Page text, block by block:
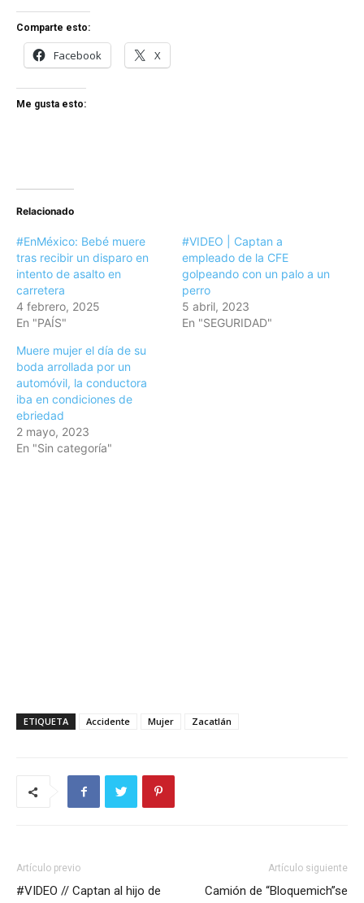
Comparte esto:
Facebook X
Me gusta esto:
Relacionado
#EnMéxico: Bebé muere
tras recibir un disparo en
intento de asalto en
carretera
4 febrero, 2025
En "PAÍS"
#VIDEO | Captan a
empleado de la CFE
golpeando con un palo a un
perro
5 abril, 2023
En "SEGURIDAD"
Muere mujer el día de su
boda arrollada por un
automóvil, la conductora
iba en condiciones de
ebriedad
2 mayo, 2023
En "Sin categoría"
ETIQUETA Accidente Mujer Zacatlán
Artículo previo
#VIDEO // Captan al hijo de
Artículo siguiente
Camión de “Bloquemich”se